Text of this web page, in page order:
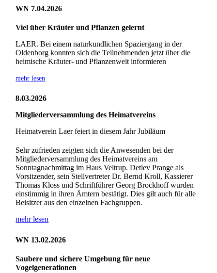
WN 7.04.2026
Viel über Kräuter und Pflanzen gelernt
LAER. Bei einem naturkundlichen Spaziergang in der
Oldenborg konnten sich die Teilnehmenden jetzt über die
heimische Kräuter- und Pflanzenwelt informieren
mehr lesen
8.03.2026
Mitgliederversammlung des Heimatvereins
Heimatverein Laer feiert in diesem Jahr Jubiläum
Sehr zufrieden zeigten sich die Anwesenden bei der
Mitgliederversammlung des Heimatvereins am
Sonntagnachmittag im Haus Veltrup. Detlev Prange als
Vorsitzender, sein Stellvertreter Dr. Bernd Kroll, Kassierer
Thomas Kloss und Schriftführer Georg Brockhoff wurden
einstimmig in ihren Ämtern bestätigt. Dies gilt auch für alle
Beisitzer aus den einzelnen Fachgruppen.
mehr lesen
WN 13.02.2026
Saubere und sichere Umgebung für neue
Vogelgenerationen